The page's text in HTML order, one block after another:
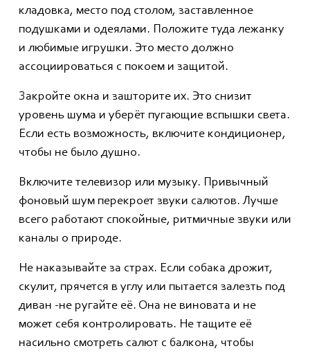
кладовка, место под столом, заставленное
подушками и одеялами. Положите туда лежанку
и любимые игрушки. Это место должно
ассоциироваться с покоем и защитой.
Закройте окна и зашторите их. Это снизит
уровень шума и уберёт пугающие вспышки света.
Если есть возможность, включите кондиционер,
чтобы не было душно.
Включите телевизор или музыку. Привычный
фоновый шум перекроет звуки салютов. Лучше
всего работают спокойные, ритмичные звуки или
каналы о природе.
Не наказывайте за страх. Если собака дрожит,
скулит, прячется в углу или пытается залезть под
диван -не ругайте её. Она не виновата и не
может себя контролировать. Не тащите её
насильно смотреть салют с балкона, чтобы